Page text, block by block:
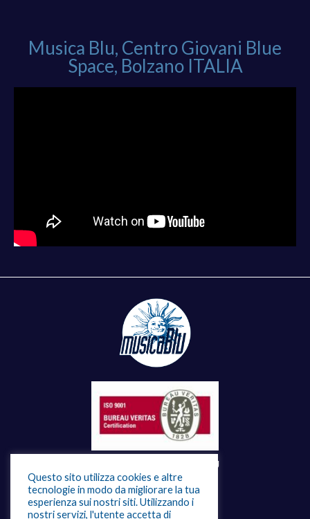
Musica Blu, Centro Giovani Blue
Space, Bolzano ITALIA
2026 - MUSICABLU
Questo sito utilizza cookies e altre
tecnologie in modo da migliorare la tua
esperienza sui nostri siti. Utilizzando i
nostri servizi, l'utente accetta di